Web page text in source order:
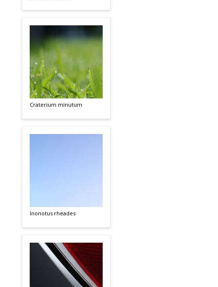
Craterium minutum
Inonotus rheades